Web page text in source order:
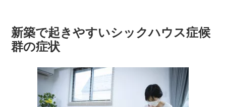
新築で起きやすいシックハウス症候
群の症状